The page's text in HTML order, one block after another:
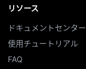
リソース
ドキュメントセンター
使用チュートリアル
FAQ